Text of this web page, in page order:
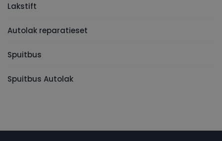
Lakstift
Autolak reparatieset
Spuitbus
Spuitbus Autolak